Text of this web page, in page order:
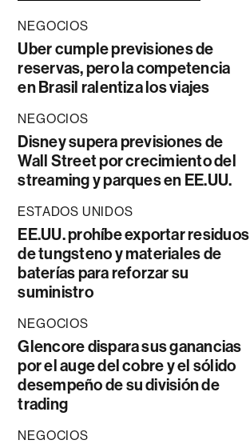
NEGOCIOS
Uber cumple previsiones de
reservas, pero la competencia
en Brasil ralentiza los viajes
NEGOCIOS
Disney supera previsiones de
Wall Street por crecimiento del
streaming y parques en EE.UU.
ESTADOS UNIDOS
EE.UU. prohíbe exportar residuos
de tungsteno y materiales de
baterías para reforzar su
suministro
NEGOCIOS
Glencore dispara sus ganancias
por el auge del cobre y el sólido
desempeño de su división de
trading
NEGOCIOS